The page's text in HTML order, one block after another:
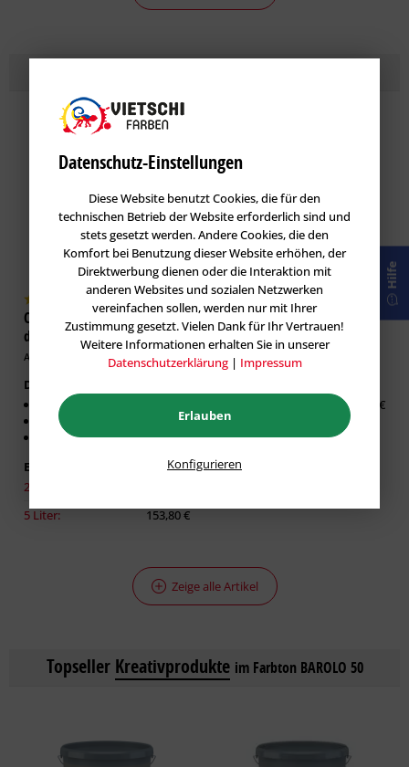
Caparol DecoLasur Matt -
dekorative Lasur-Technik
Artikel-Nr.: CAP-100532
Dekorative Lasur Innen
Matter Effekt
Diffusionsfähig
Für glatte Untergründe
Erhältlich in:
2,50 Liter:
5 Liter:
153,80 €
GORI 33 Sensitiv-Lasur
Holzlasur
Artikel-Nr.: GOR-100019
26,63 €
Zeige alle Artikel
Topseller Kreativprodukte im Farbton BAROLO 50
Hilfe
Datenschutz-Einstellungen
Diese Website benutzt Cookies, die für den
technischen Betrieb der Website erforderlich sind und
stets gesetzt werden. Andere Cookies, die den
Komfort bei Benutzung dieser Website erhöhen, der
Direktwerbung dienen oder die Interaktion mit
anderen Websites und sozialen Netzwerken
vereinfachen sollen, werden nur mit Ihrer
Zustimmung gesetzt. Vielen Dank für Ihr Vertrauen!
Weitere Informationen erhalten Sie in unserer
Datenschutzerklärung| Impressum
Erlauben
Konfigurieren